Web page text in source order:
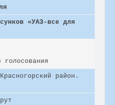
«УАЗ-все для
голосования
район.